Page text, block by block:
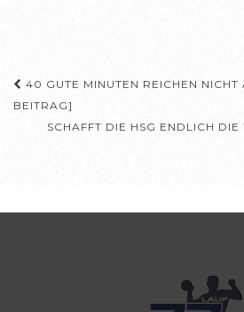
40 GUTE MINUTEN REICHEN NICHT
BEITRAG]
SCHAFFT DIE HSG ENDLICH DIE